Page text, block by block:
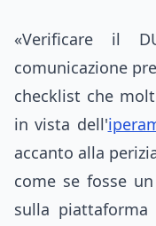
«Verificare il
comunicazione
checklist che
in vista dell'
accanto alla
come se fosse
sulla piattaforma